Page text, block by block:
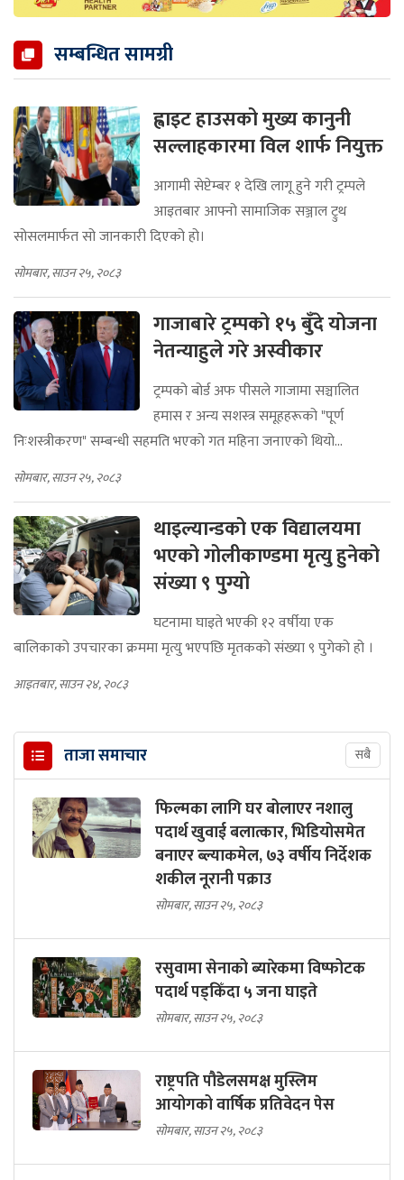
सम्बन्धित सामग्री
ह्वाइट हाउसको मुख्य कानुनी
सल्लाहकारमा विल शार्फ नियुक्त
आगामी सेप्टेम्बर १ देखि लागू हुने गरी ट्रम्पले
आइतबार आफ्नो सामाजिक सञ्जाल ट्रुथ
सोसलमार्फत सो जानकारी दिएको हो।
सोमबार, साउन २५, २०८३
गाजाबारे ट्रम्पको १५ बुँदे योजना
नेतन्याहुले गरे अस्वीकार
ट्रम्पको बोर्ड अफ पीसले गाजामा सञ्चालित
हमास र अन्य सशस्त्र समूहहरूको "पूर्ण
निःशस्त्रीकरण" सम्बन्धी सहमति भएको गत महिना जनाएको थियो...
सोमबार, साउन २५, २०८३
थाइल्यान्डको एक विद्यालयमा
भएको गोलीकाण्डमा मृत्यु हुनेको
संख्या ९ पुग्यो
घटनामा घाइते भएकी १२ वर्षीया एक
बालिकाको उपचारका क्रममा मृत्यु भएपछि मृतकको संख्या ९ पुगेको हो ।
आइतबार, साउन २४, २०८३
ताजा समाचार सबै
फिल्मका लागि घर बोलाएर नशालु
पदार्थ खुवाई बलात्कार, भिडियोसमेत
बनाएर ब्ल्याकमेल, ७३ वर्षीय निर्देशक
शकील नूरानी पक्राउ
सोमबार, साउन २५, २०८३
रसुवामा सेनाको ब्यारेकमा विष्फोटक
पदार्थ पड्किँदा ५ जना घाइते
सोमबार, साउन २५, २०८३
राष्ट्रपति पौडेलसमक्ष मुस्लिम
आयोगको वार्षिक प्रतिवेदन पेस
सोमबार, साउन २५, २०८३